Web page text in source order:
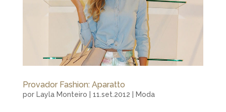
Provador Fashion: Aparatto
por Layla Monteiro 11.set.2012 Moda